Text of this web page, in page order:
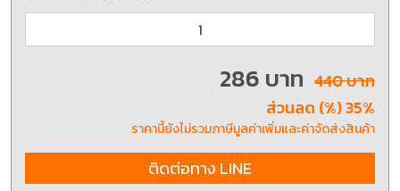
286 บาท 440 บาท
ส่วนลด (%) 35%
ราคานี้ยังไม่รวมภาษีมูลค่าเพิ่มและค่าจัดส่งสินค้า
ติดต่อทาง LINE